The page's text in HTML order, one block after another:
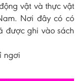
vật và thực vật
Nơi đây có có
được ghi vào sách
ngơi